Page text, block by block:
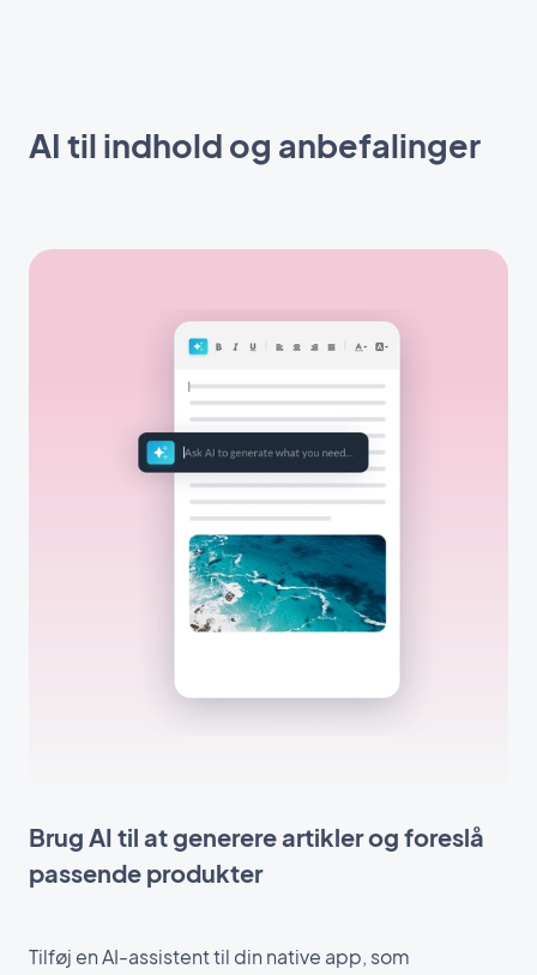
AI til indhold og anbefalinger
Brug AI til at generere artikler og foreslå
passende produkter
Tilføj en AI-assistent til din native app, som